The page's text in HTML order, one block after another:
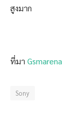
สูงมาก
ที่มา Gsmarena
Sony